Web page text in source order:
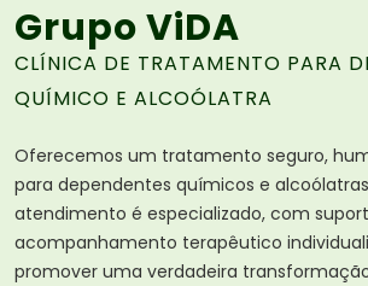
Grupo ViDA
CLÍNICA DE TRATAMENTO PARA
QUÍMICO E ALCOÓLATRA
Oferecemos um tratamento seguro,
para dependentes químicos e
atendimento é especializado, com
acompanhamento terapêutico
promover uma verdadeira